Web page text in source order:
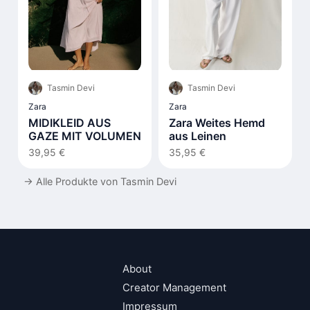
Tasmin Devi
Zara
MIDIKLEID AUS
GAZE MIT VOLUMEN
39,95 €
Tasmin Devi
Zara
Zara Weites Hemd
aus Leinen
35,95 €
→ Alle Produkte von Tasmin Devi
About
Creator Management
Impressum